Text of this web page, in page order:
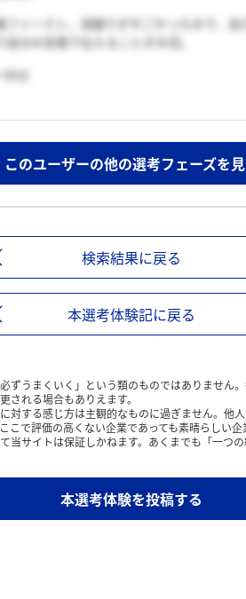
ファースト。深掘りがすごかったので、自
自分の言葉で伝えることが大切。
分
このユーザーの他の選考フェーズを
検索結果に戻る
本選考体験記に戻る
ずうまくいく」という類のものではありません
される場合もありえます。
対する感じ方は主観的なものに過ぎません。他
で評価の高くない企業であっても素晴らしい企
当サイトは保証しかねます。あくまでも「一つ
本選考体験を投稿する